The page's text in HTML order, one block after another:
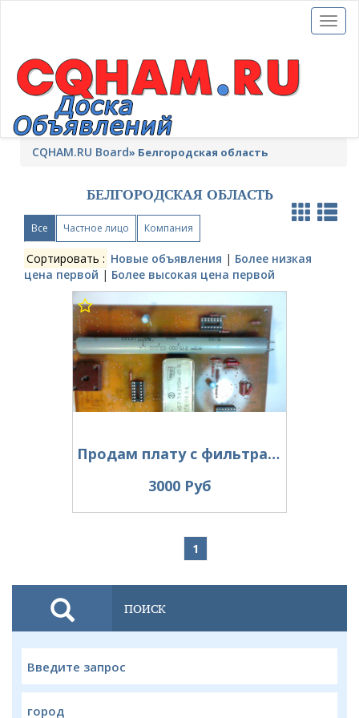
Toggle
CQHAM.RU Board» Белгородская область
БЕЛГОРОДСКАЯ ОБЛАСТЬ
Все Частное лицо Компания
Сортировать : Новые объявления | Более низкая
цена первой | Более высокая цена первой
Продам плату с фильтрами для передающей приставки к Р-399.
3000 Руб
1
ПОИСК